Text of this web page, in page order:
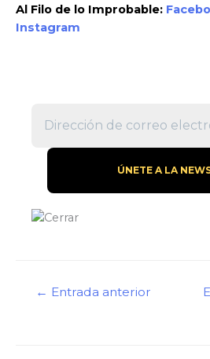
Al Filo de lo Improbable:
Instagram
Navegación
← Entrada anterior